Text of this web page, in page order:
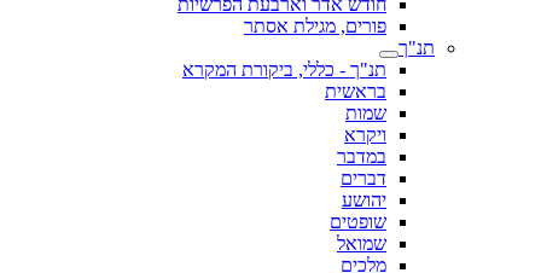
חודש אדר וארבעת הפרשיות
פורים, מגילת אסתר
תנ"ך
תנ"ך - כללי, ביקורת המקרא
בראשית
שמות
ויקרא
במדבר
דברים
יהושע
שופטים
שמואל
מלכים